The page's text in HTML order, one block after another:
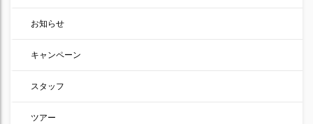
お知らせ
キャンペーン
スタッフ
ツアー